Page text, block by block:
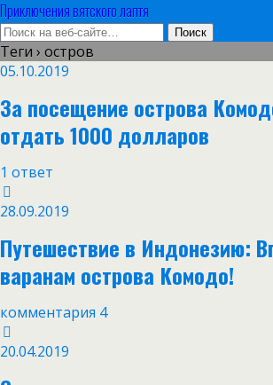
Приключения вятского лаптя
Теги › остров
05.10.2019
За посещение острова
отдать 1000 долларов
1 ответ
28.09.2019
Путешествие в Индонезию:
варанам острова Комодо!
комментария 4
20.04.2019